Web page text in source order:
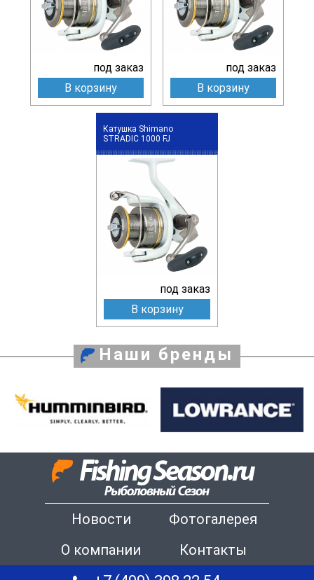
под заказ
В корзину
под заказ
В корзину
Катушка Shimano
STRADIC 1000 FJ
под заказ
В корзину
Наши бренды
Новости
Фотогалерея
О компании
Контакты